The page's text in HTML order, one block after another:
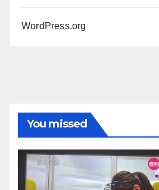
WordPress.org
You missed